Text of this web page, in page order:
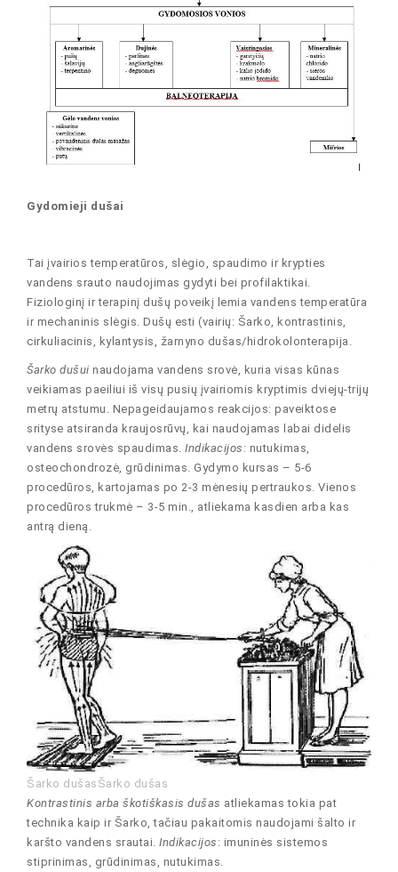
Gydomieji dušai
Tai įvairios temperatūros, slėgio, spaudimo ir krypties
vandens srauto naudojimas gydyti bei profilaktikai.
Fiziologinį ir terapinį dušų poveikį lemia vandens temperatūra
ir mechaninis slėgis. Dušų esti (vairių: Šarko, kontrastinis,
cirkuliacinis, kylantysis, žarnyno dušas/hidrokolonterapija.
Šarko dušui naudojama vandens srovė, kuria visas kūnas
veikiamas paeiliui iš visų pusių įvairiomis kryptimis dviejų-trijų
metrų atstumu. Nepageidaujamos reakcijos: paveiktose
srityse atsiranda kraujosrūvų, kai naudojamas labai didelis
vandens srovės spaudimas. Indikacijos : nutukimas,
osteochondrozė, grūdinimas. Gydymo kursas – 5-6
procedūros, kartojamas po 2-3 mėnesių pertraukos. Vienos
procedūros trukmė – 3-5 min., atliekama kasdien arba kas
antrą dieną.
Šarko dušasŠarko dušas
Kontrastinis arba škotiškasis dušas atliekamas tokia pat
technika kaip ir Šarko, tačiau pakaitomis naudojami šalto ir
karšto vandens srautai. Indikacijos : imuninės sistemos
stiprinimas, grūdinimas, nutukimas.